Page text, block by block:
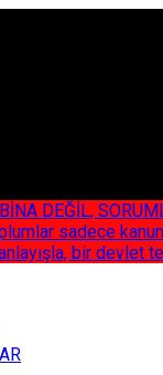
DEĞİL,
sadece
bir devlet